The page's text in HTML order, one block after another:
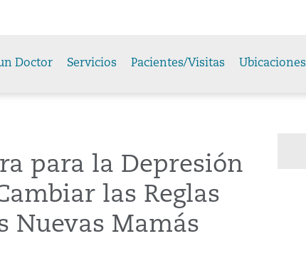
Doctor Servicios Pacientes/Visitas Ubicaciones
para la Depresión
las Reglas
Nuevas Mamás